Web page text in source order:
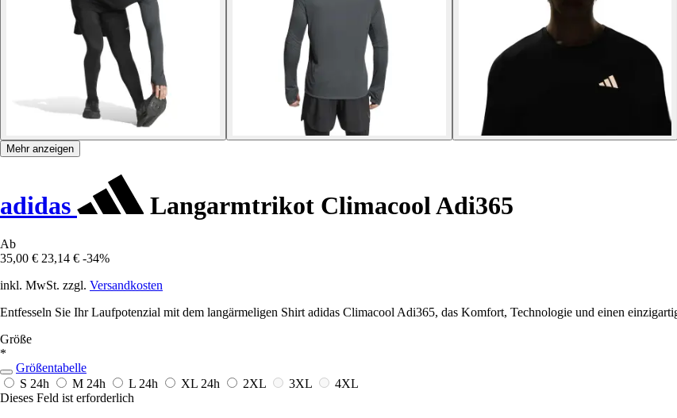
Mehr anzeigen
adidas Langarmtrikot Climacool Adi365
Ab
35,00 € 23,14 € -34%
inkl. MwSt. zzgl. Versandkosten
Entfesseln Sie Ihr Laufpotenzial mit dem langärmeligen Shirt adidas Climacool Adi365, das Komfort, Technologie und einen
Größe
*
Größentabelle
S 24h M 24h L 24h XL 24h 2XL 3XL
4XL
Dieses Feld ist erforderlich